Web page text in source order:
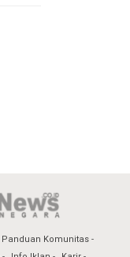
Panduan Komunitas